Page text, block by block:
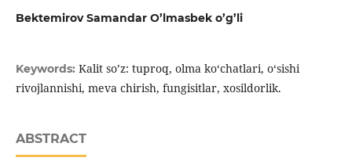
Bektemirov Samandar O’lmasbek o’g’li
Keywords: Kalit so’z: tuproq, olma ko‘chatlari, o‘sishi
rivojlannishi, meva chirish, fungisitlar, xosildorlik.
ABSTRACT